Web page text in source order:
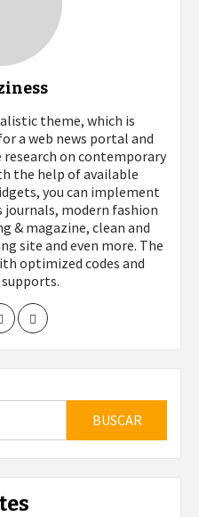
theme, which is
a web news portal and
on contemporary
the help of available
you can implement
journals, modern fashion
& magazine, clean and
site and even more. The
optimized codes and